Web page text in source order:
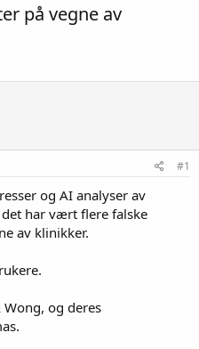
på vegne av
#1
og AI analyser av
har vært flere falske
av klinikker.
og deres